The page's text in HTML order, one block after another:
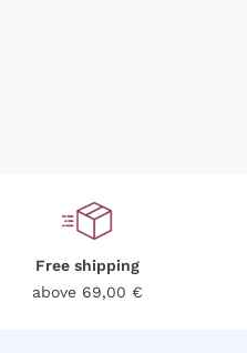
Free shipping
above 69,00 €